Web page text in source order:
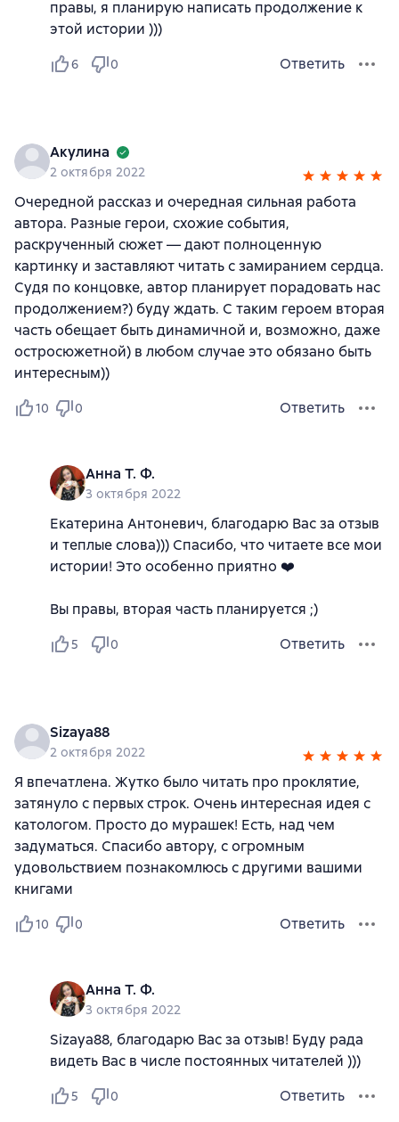
правы, я планирую написать продолжение к
этой истории )))
6 0 Ответить
Акулина
2 октября 2022
Очередной рассказ и очередная сильная работа
автора. Разные герои, схожие события,
раскрученный сюжет — дают полноценную
картинку и заставляют читать с замиранием сердца.
Судя по концовке, автор планирует порадовать нас
продолжением?) буду ждать. С таким героем вторая
часть обещает быть динамичной и, возможно, даже
остросюжетной) в любом случае это обязано быть
интересным))
10 0 Ответить
Анна Т. Ф.
3 октября 2022
Екатерина Антоневич, благодарю Вас за отзыв
и теплые слова))) Спасибо, что читаете все мои
истории! Это особенно приятно ❤️
Вы правы, вторая часть планируется ;)
5 0 Ответить
Sizaya88
2 октября 2022
Я впечатлена. Жутко было читать про проклятие,
затянуло с первых строк. Очень интересная идея с
катологом. Просто до мурашек! Есть, над чем
задуматься. Спасибо автору, с огромным
удовольствием познакомлюсь с другими вашими
книгами
10 0 Ответить
Анна Т. Ф.
3 октября 2022
Sizaya88, благодарю Вас за отзыв! Буду рада
видеть Вас в числе постоянных читателей )))
5 0 Ответить